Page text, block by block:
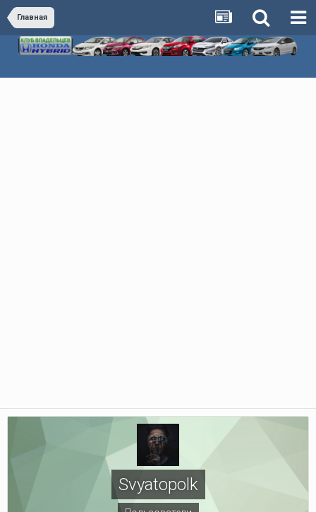
Главная
Svyatopolk